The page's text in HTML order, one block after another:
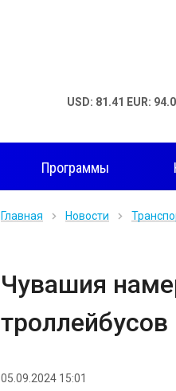
USD: 81.41 EUR:
Программы
Главная Новости
Чувашия
троллейбусов
05.09.2024 15:01